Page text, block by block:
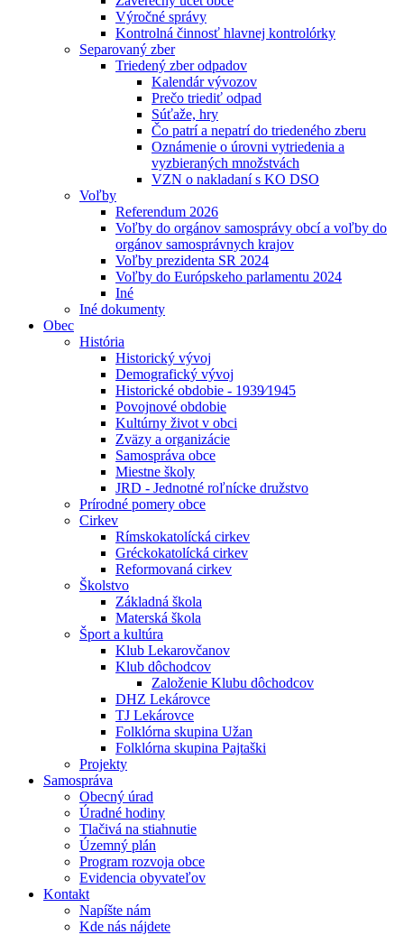
Výročné správy
Kontrolná činnosť hlavnej kontrolórky
Separovaný zber
Triedený zber odpadov
Kalendár vývozov
Prečo triediť odpad
Súťaže, hry
Čo patrí a nepatrí do triedeného zberu
Oznámenie o úrovni vytriedenia a
vyzbieraných množstvách
VZN o nakladaní s KO DSO
Voľby
Referendum 2026
Voľby do orgánov samosprávy obcí a voľby do
orgánov samosprávnych krajov
Voľby prezidenta SR 2024
Voľby do Európskeho parlamentu 2024
Iné
Iné dokumenty
Obec
História
Historický vývoj
Demografický vývoj
Historické obdobie - 1939⁄1945
Povojnové obdobie
Kultúrny život v obci
Zväzy a organizácie
Samospráva obce
Miestne školy
JRD - Jednotné roľnícke družstvo
Prírodné pomery obce
Cirkev
Rímskokatolícká cirkev
Gréckokatolícká cirkev
Reformovaná cirkev
Školstvo
Základná škola
Materská škola
Šport a kultúra
Klub Lekarovčanov
Klub dôchodcov
Založenie Klubu dôchodcov
DHZ Lekárovce
TJ Lekárovce
Folklórna skupina Užan
Folklórna skupina Pajtaški
Projekty
Samospráva
Obecný úrad
Úradné hodiny
Tlačivá na stiahnutie
Územný plán
Program rozvoja obce
Evidencia obyvateľov
Kontakt
Napíšte nám
Kde nás nájdete